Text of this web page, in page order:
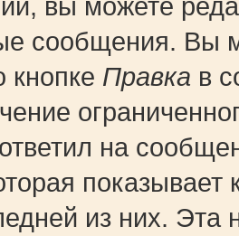
сообщения. Вы
кнопке Правка в
на
показывает
из них. Эта